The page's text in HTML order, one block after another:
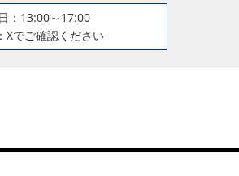
：13:00～17:00
Xでご確認ください